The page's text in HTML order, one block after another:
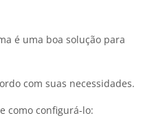
é uma boa solução para
com suas necessidades.
como configurá-lo: